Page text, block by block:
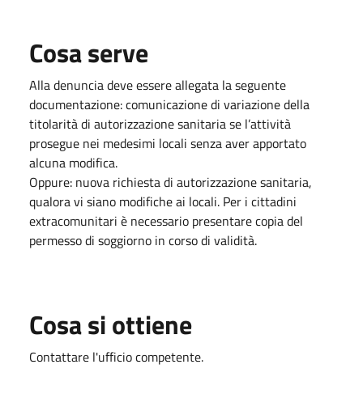
Cosa serve
Alla denuncia deve essere allegata la seguente
documentazione: comunicazione di variazione della
titolarità di autorizzazione sanitaria se l’attività
prosegue nei medesimi locali senza aver apportato
alcuna modifica.
Oppure: nuova richiesta di autorizzazione sanitaria,
qualora vi siano modifiche ai locali. Per i cittadini
extracomunitari è necessario presentare copia del
permesso di soggiorno in corso di validità.
Cosa si ottiene
Contattare l'ufficio competente.